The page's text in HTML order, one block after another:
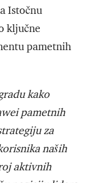
Istočnu
ključne
pametnih
kako
pametnih
za
naših
aktivnih